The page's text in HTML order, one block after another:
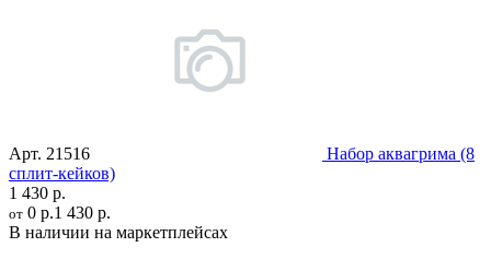
Арт. 21516
Набор аквагрима (8
сплит-кейков)
1 430 р.
от 0 р.1 430 р.
В наличии на маркетплейсах